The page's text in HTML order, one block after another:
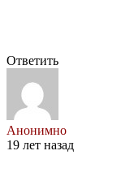
Ответить
Анонимно
19 лет назад